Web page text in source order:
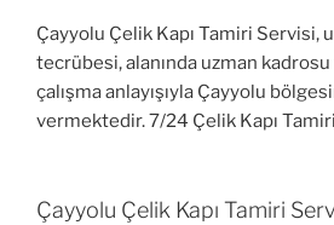
Çayyolu Çelik Kapı Tamiri Servisi,
tecrübesi, alanında uzman
çalışma anlayışıyla Çayyolu
vermektedir. 7/24 Çelik Kapı
Çayyolu Çelik Kapı Tamiri